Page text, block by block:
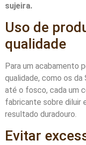
sujeira.
Uso de
qualidade
Para um acabamento
qualidade, como os da
até o fosco, cada um
fabricante sobre diluir
resultado duradouro.
Evitar